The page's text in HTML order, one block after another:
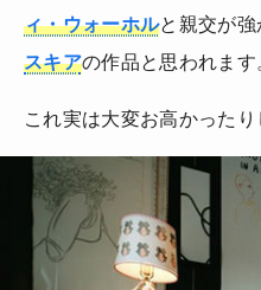
ィ・ウォーホルと親交が強
スキアの作品と思われます。
これ実は大変お高かったり